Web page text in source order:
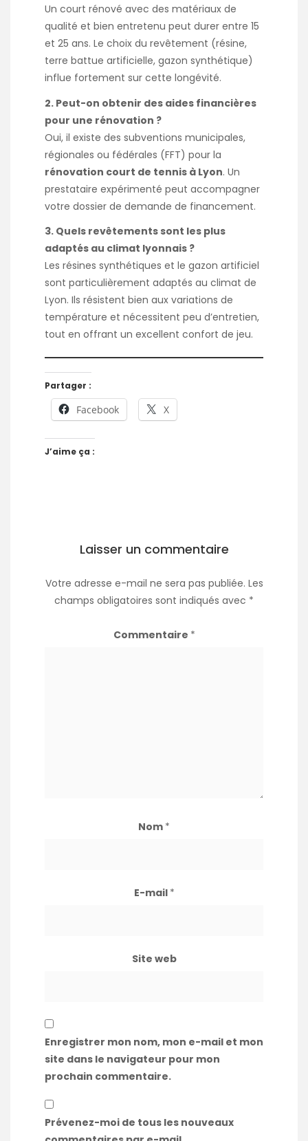
Un court rénové avec des matériaux de
qualité et bien entretenu peut durer entre 15
et 25 ans. Le choix du revêtement (résine,
terre battue artificielle, gazon synthétique)
influe fortement sur cette longévité.
2. Peut-on obtenir des aides financières
pour une rénovation ?
Oui, il existe des subventions municipales,
régionales ou fédérales (FFT) pour la
rénovation court de tennis à Lyon. Un
prestataire expérimenté peut accompagner
votre dossier de demande de financement.
3. Quels revêtements sont les plus
adaptés au climat lyonnais ?
Les résines synthétiques et le gazon artificiel
sont particulièrement adaptés au climat de
Lyon. Ils résistent bien aux variations de
température et nécessitent peu d’entretien,
tout en offrant un excellent confort de jeu.
Partager :
Facebook X
J’aime ça :
Laisser un commentaire
Votre adresse e-mail ne sera pas publiée. Les
champs obligatoires sont indiqués avec *
Commentaire *
Nom *
E-mail *
Site web
Enregistrer mon nom, mon e-mail et mon
site dans le navigateur pour mon
prochain commentaire.
Prévenez-moi de tous les nouveaux